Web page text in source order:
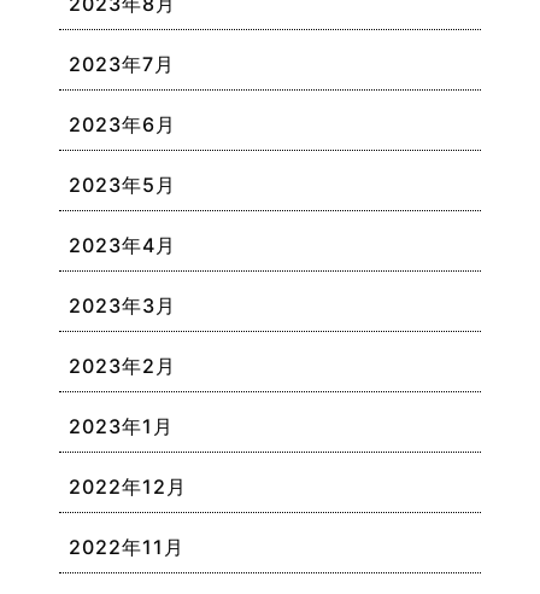
2023年7月
2023年6月
2023年5月
2023年4月
2023年3月
2023年2月
2023年1月
2022年12月
2022年11月